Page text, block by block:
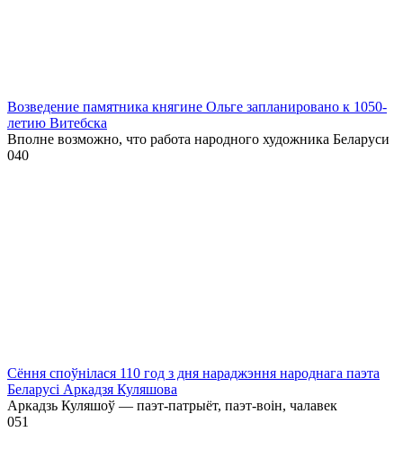
Возведение памятника княгине Ольге запланировано к 1050-
летию Витебска
Вполне возможно, что работа народного художника Беларуси
040
Сёння споўнілася 110 год з дня нараджэння народнага паэта
Беларусі Аркадзя Куляшова
Аркадзь Куляшоў — паэт-патрыёт, паэт-воін, чалавек
051